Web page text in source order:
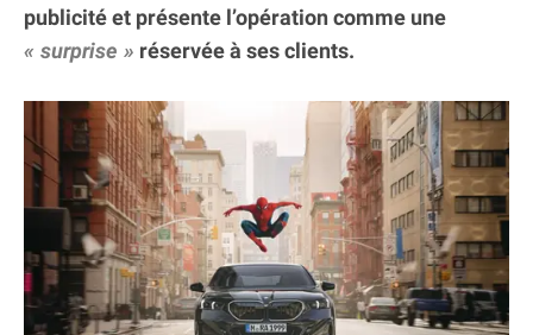
publicité et présente l’opération comme une
surprise
réservée à ses clients.